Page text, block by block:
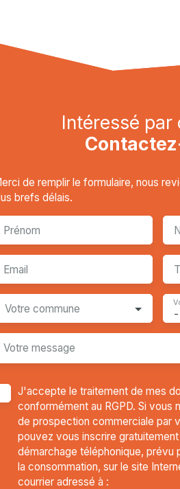
Intéressé par
de remplir le formulaire, nous
brefs délais.
Prénom
Email
Votre commune -
Votre message
J'accepte le traitement de mes
conformément au RGPD. Si vous
de prospection commerciale par
pouvez vous inscrire
démarchage téléphonique, prévu
la consommation, sur le site
courrier adressé à :